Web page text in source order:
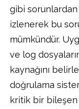
gibi sorunlardan
izlenerek bu
mümkündür.
ve log
kaynağını
doğrulama
kritik bir